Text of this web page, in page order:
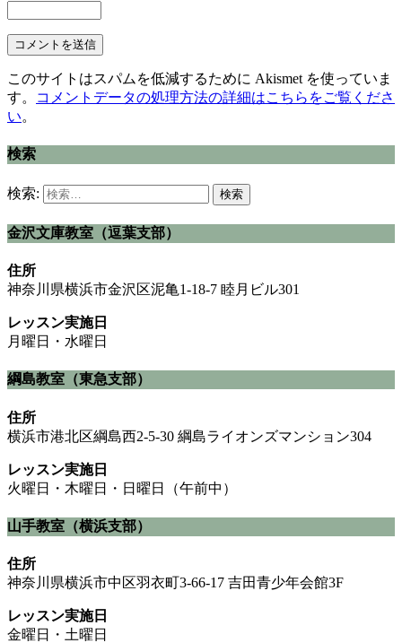
このサイトはスパムを低減するために Akismet を使っていま
す。
コメントデータの処理方法の詳細はこちらをご覧くださ
い。
検索
検索:
金沢文庫教室（逗葉支部）
住所
神奈川県横浜市金沢区泥亀1-18-7 睦月ビル301
レッスン実施日
月曜日・水曜日
綱島教室（東急支部）
住所
横浜市港北区綱島西2-5-30 綱島ライオンズマンション304
レッスン実施日
火曜日・木曜日・日曜日（午前中）
山手教室（横浜支部）
住所
神奈川県横浜市中区羽衣町3-66-17 吉田青少年会館3F
レッスン実施日
金曜日・土曜日